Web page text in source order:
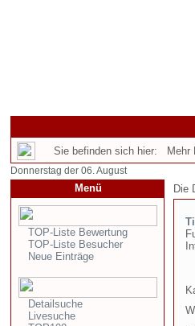
Sie befinden sich hier: Mehr
Donnerstag der 06. August
Menü
TOP-Liste Bewertung
TOP-Liste Besucher
Neue Einträge
Detailsuche
Livesuche
Die